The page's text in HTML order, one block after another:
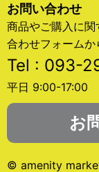
お問い合わせ
商品やご購入に
合わせフォームか
Tel : 093-
平日 9:00-17:00
お
© amenity